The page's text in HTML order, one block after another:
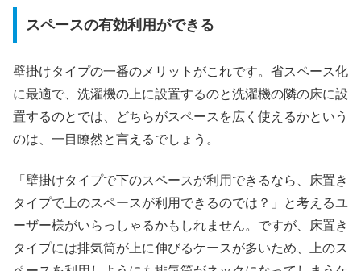
スペースの有効利用ができる
壁掛けタイプの一番のメリットがこれです。省スペース化
に最適で、洗濯機の上に設置するのと洗濯機の隣の床に設
置するのとでは、どちらがスペースを広く使えるかという
のは、一目瞭然と言えるでしょう。
「壁掛けタイプで下のスペースが利用できるなら、床置き
タイプで上のスペースが利用できるのでは？」と考えるユ
ーザー様がいらっしゃるかもしれません。ですが、床置き
タイプには排気筒が上に伸びるケースが多いため、上のス